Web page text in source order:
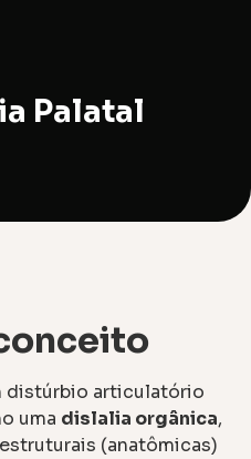
Palatal
distúrbio articulatório
uma dislalia orgânica,
(anatômicas)